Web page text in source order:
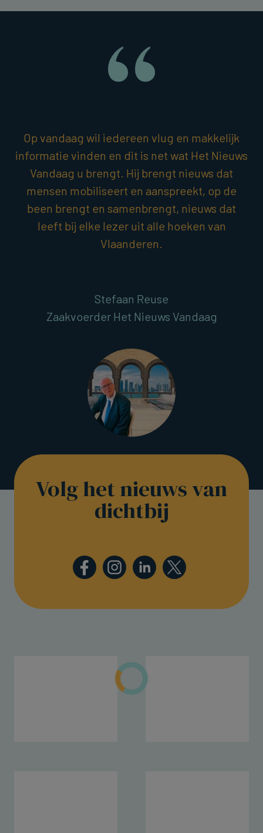
Op vandaag wil iedereen vlug en makkelijk
informatie vinden en dit is net wat Het Nieuws
Vandaag u brengt. Hij brengt nieuws dat
mensen mobiliseert en aanspreekt, op de
been brengt en samenbrengt, nieuws dat
leeft bij elke lezer uit alle hoeken van
Vlaanderen.
Stefaan Reuse
Zaakvoerder Het Nieuws Vandaag
Volg het nieuws van
dichtbij